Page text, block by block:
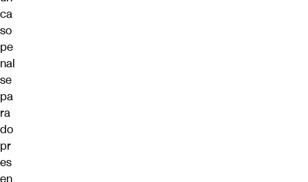
ca
so
pe
nal
se
pa
ra
do
pr
es